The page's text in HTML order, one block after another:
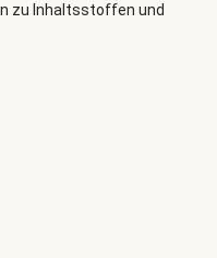
zu Inhaltsstoffen und